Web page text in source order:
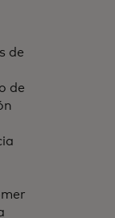
de
de